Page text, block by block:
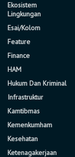
Ekosistem
Lingkungan
Esai/Kolom
Feature
Finance
HAM
Hukum Dan Kriminal
Infrastruktur
Kamtibmas
Kemenkumham
Kesehatan
Ketenagakerjaan